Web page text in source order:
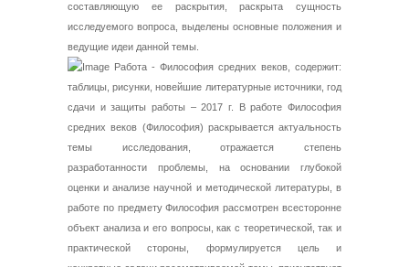
составляющую ее раскрытия, раскрыта сущность
исследуемого вопроса, выделены основные положения и
ведущие идеи данной темы.
Работа - Философия средних веков, содержит:
таблицы, рисунки, новейшие литературные источники, год
сдачи и защиты работы – 2017 г. В работе Философия
средних веков (Философия) раскрывается актуальность
темы исследования, отражается степень
разработанности проблемы, на основании глубокой
оценки и анализе научной и методической литературы, в
работе по предмету Философия рассмотрен всесторонне
объект анализа и его вопросы, как с теоретической, так и
практической стороны, формулируется цель и